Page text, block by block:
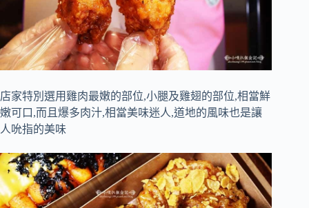
店家特別選用雞肉最嫩的部位,小腿及雞翅的部位,相當鮮
嫩可口,而且爆多肉汁,相當美味迷人,道地的風味也是讓
人吮指的美味